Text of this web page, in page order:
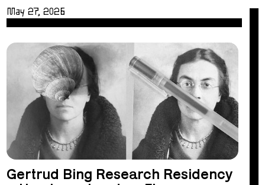
May 27, 2026
Gertrud Bing Research Residency